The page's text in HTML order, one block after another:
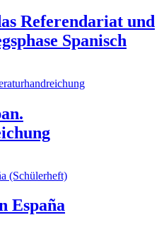
Referendariat und
Spanisch
España